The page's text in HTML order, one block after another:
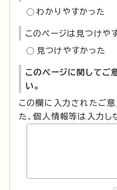
わかりやすかった
このページは見つけや
見つけやすかった
このページに関してご
い。
この欄に入力されたご
た、個人情報等は入力し